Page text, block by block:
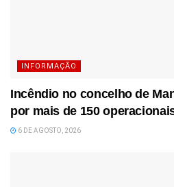
INFORMAÇÃO
Incêndio no concelho de
por mais de 150
6 DE AGOSTO, 2026